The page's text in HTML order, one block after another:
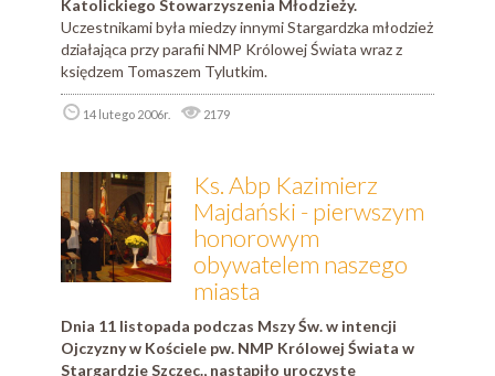
Katolickiego Stowarzyszenia Młodzieży.
Uczestnikami była miedzy innymi Stargardzka młodzież
działająca przy parafii NMP Królowej Świata wraz z
księdzem Tomaszem Tylutkim.
14 lutego 2006r. 2179
Ks. Abp Kazimierz
Majdański - pierwszym
honorowym
obywatelem naszego
miasta
Dnia 11 listopada podczas Mszy Św. w intencji
Ojczyzny w Kościele pw. NMP Królowej Świata w
Stargardzie Szczec., nastąpiło uroczyste